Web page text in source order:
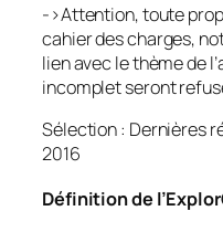
->Attention, toute
cahier des charges,
lien avec le thème de
incomplet seront
Sélection : Dernières
2016
Définition de